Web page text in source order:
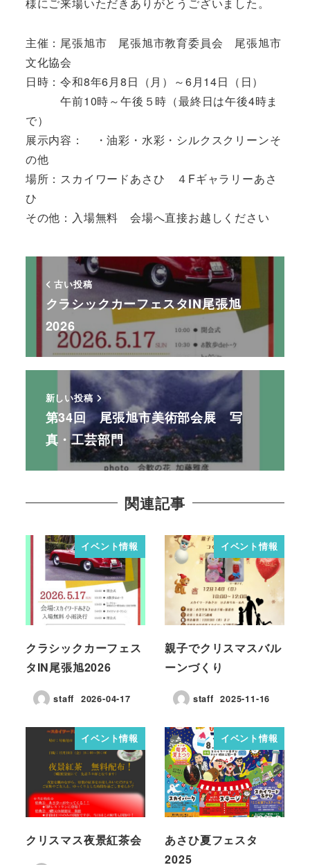
主催：尾張旭市 尾張旭市教育委員会 尾張旭市
文化協会
日時：令和8年6月8日（月）～6月14日（日）
午前10時～午後５時（最終日は午後4時ま
で）
展示内容： ・油彩・水彩・シルクスクリーンそ
の他
場所：スカイワードあさひ ４Fギャラリーあさ
ひ
その他：入場無料 会場へ直接お越しください
古い投稿
クラシックカーフェスタIN尾張旭
2026
新しい投稿
第34回 尾張旭市美術部会展 写
真・工芸部門
関連記事
イベント情報
クラシックカーフェス
タIN尾張旭2026
staff 2026-04-17
イベント情報
親子でクリスマスバル
ーンづくり
staff 2025-11-16
イベント情報
クリスマス夜景紅茶会
イベント情報
あさひ夏フェスタ
2025